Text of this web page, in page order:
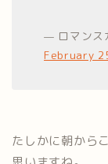
— ロマンス
February
たしかに朝から